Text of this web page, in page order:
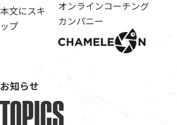
本文にスキ
ップ
オンラインコーチング
カンパニー
お知らせ
TOPICS